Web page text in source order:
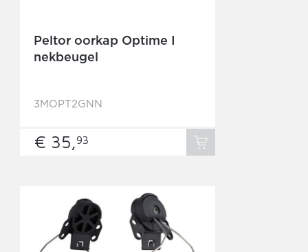
Peltor oorkap Optime I
nekbeugel
3MOPT2GNN
€ 35,93